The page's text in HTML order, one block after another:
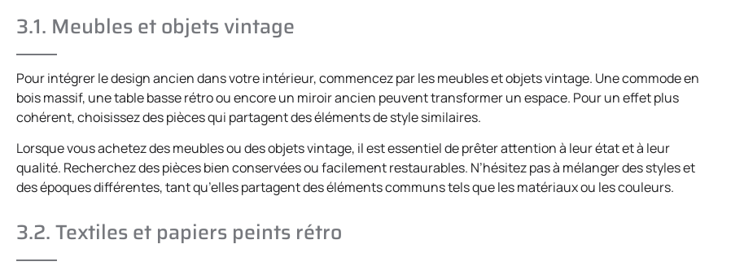
3.1. Meubles et objets vintage
Pour intégrer le design ancien dans votre intérieur, commencez par les meubles et objets vintage. Une commode en
bois massif, une table basse rétro ou encore un miroir ancien peuvent transformer un espace. Pour un effet plus
cohérent, choisissez des pièces qui partagent des éléments de style similaires.
Lorsque vous achetez des meubles ou des objets vintage, il est essentiel de prêter attention à leur état et à leur
qualité. Recherchez des pièces bien conservées ou facilement restaurables. N’hésitez pas à mélanger des styles et
des époques différentes, tant qu’elles partagent des éléments communs tels que les matériaux ou les couleurs.
3.2. Textiles et papiers peints rétro